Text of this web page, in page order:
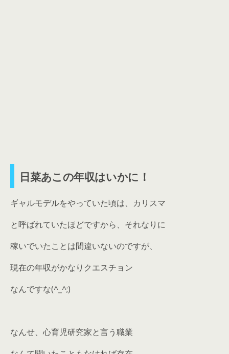
日菜あこの年収はいかに！
ギャルモデルをやっていた頃は、カリスマ
と呼ばれていたほどですから、それなりに
稼いでいたことは間違いないのですが、
現在の年収がかなりクエスチョン
なんですな(^_^;)
なんせ、心育児研究家と言う職業